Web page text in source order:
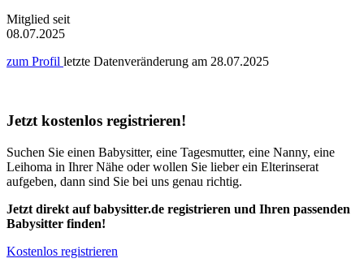
Mitglied seit
08.07.2025
zum Profil letzte Datenveränderung am 28.07.2025
Jetzt kostenlos registrieren!
Suchen Sie einen Babysitter, eine Tagesmutter, eine Nanny, eine
Leihoma in Ihrer Nähe oder wollen Sie lieber ein Elterinserat
aufgeben, dann sind Sie bei uns genau richtig.
Jetzt direkt auf babysitter.de registrieren und Ihren passenden
Babysitter finden!
Kostenlos registrieren